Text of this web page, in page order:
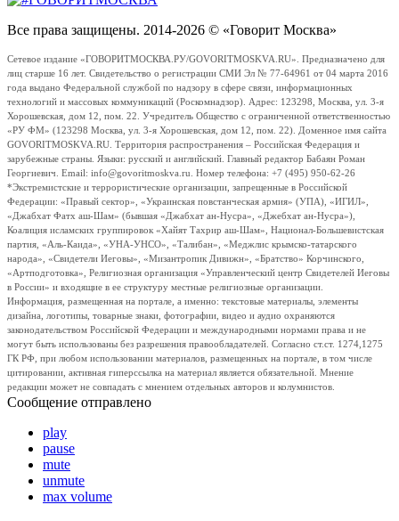
Все права защищены. 2014-2026 © «Говорит Москва»
Сетевое издание «ГОВОРИТМОСКВА.РУ/GOVORITMOSKVA.RU». Предназначено для
лиц старше 16 лет. Свидетельство о регистрации СМИ Эл № 77-64961 от 04 марта 2016
года выдано Федеральной службой по надзору в сфере связи, информационных
технологий и массовых коммуникаций (Роскомнадзор). Адрес: 123298, Москва, ул. 3-я
Хорошевская, дом 12, пом. 22. Учредитель Общество с ограниченной ответственностью
«РУ ФМ» (123298 Москва, ул. 3-я Хорошевская, дом 12, пом. 22). Доменное имя сайта
GOVORITMOSKVA.RU. Территория распространения – Российская Федерация и
зарубежные страны. Языки: русский и английский. Главный редактор Бабаян Роман
Георгиевич. Email: info@govoritmoskva.ru. Номер телефона: +7 (495) 950-62-26
*Экстремистские и террористические организации, запрещенные в Российской
Федерации: «Правый сектор», «Украинская повстанческая армия» (УПА), «ИГИЛ»,
«Джабхат Фатх аш-Шам» (бывшая «Джабхат ан-Нусра», «Джебхат ан-Нусра»),
Коалиция исламских группировок «Хайят Тахрир аш-Шам», Национал-Большевистская
партия, «Аль-Каида», «УНА-УНСО», «Талибан», «Меджлис крымско-татарского
народа», «Свидетели Иеговы», «Мизантропик Дивижн», «Братство» Корчинского,
«Артподготовка», Религиозная организация «Управленческий центр Свидетелей Иеговы
в России» и входящие в ее структуру местные религиозные организации.
Информация, размещенная на портале, а именно: текстовые материалы, элементы
дизайна, логотипы, товарные знаки, фотографии, видео и аудио охраняются
законодательством Российской Федерации и международными нормами права и не
могут быть использованы без разрешения правообладателей. Согласно ст.ст. 1274,1275
ГК РФ, при любом использовании материалов, размещенных на портале, в том числе
цитировании, активная гиперссылка на материал является обязательной. Мнение
редакции может не совпадать с мнением отдельных авторов и колумнистов.
Сообщение отправлено
play
pause
mute
unmute
max volume